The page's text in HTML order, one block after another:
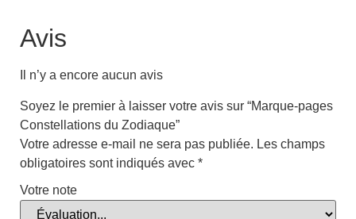
Avis
Il n’y a encore aucun avis
Soyez le premier à laisser votre avis sur “Marque-pages
Constellations du Zodiaque”
Votre adresse e-mail ne sera pas publiée. Les champs
obligatoires sont indiqués avec *
Votre note